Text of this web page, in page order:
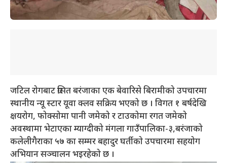
जटिल रोगबाट ग्रसित बरंजाका एक बेवारिसे बिरामीको उपचारमा
स्थानीय न्यू स्टार यूवा क्लव सक्रिय भएको छ । विगत १ बर्षदेखि
क्षयरोग, फोक्सोमा पानी जमेको र टाउकोमा रगत जमेको
अवस्थामा भेटाएका म्याग्दीको मंगला गाउँपालिका-३,बरंजाको
कलेलीगैराका ५७ का सम्मर बहादुर घर्तीको उपचारमा सहयोग
अभियान सञ्चालन भइरहेको छ ।